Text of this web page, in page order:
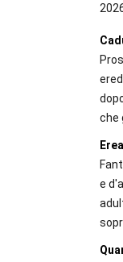
che
e